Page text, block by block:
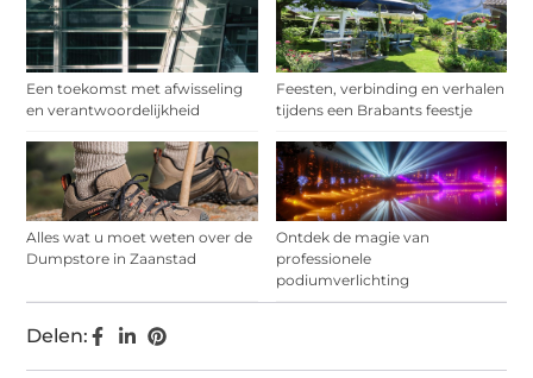
Een toekomst met afwisseling
en verantwoordelijkheid
Feesten, verbinding en verhalen
tijdens een Brabants feestje
Alles wat u moet weten over de
Dumpstore in Zaanstad
Ontdek de magie van
professionele
podiumverlichting
Delen: